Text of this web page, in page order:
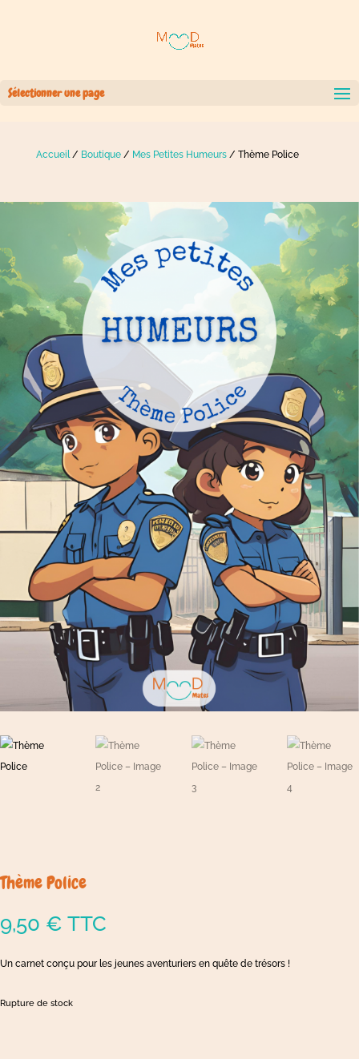
Sélectionner une page
Accueil/ Boutique/ Mes Petites Humeurs/ Thème Police
Thème Police
9,50 € TTC
Un carnet conçu pour les jeunes aventuriers en quête de trésors !
Rupture de stock